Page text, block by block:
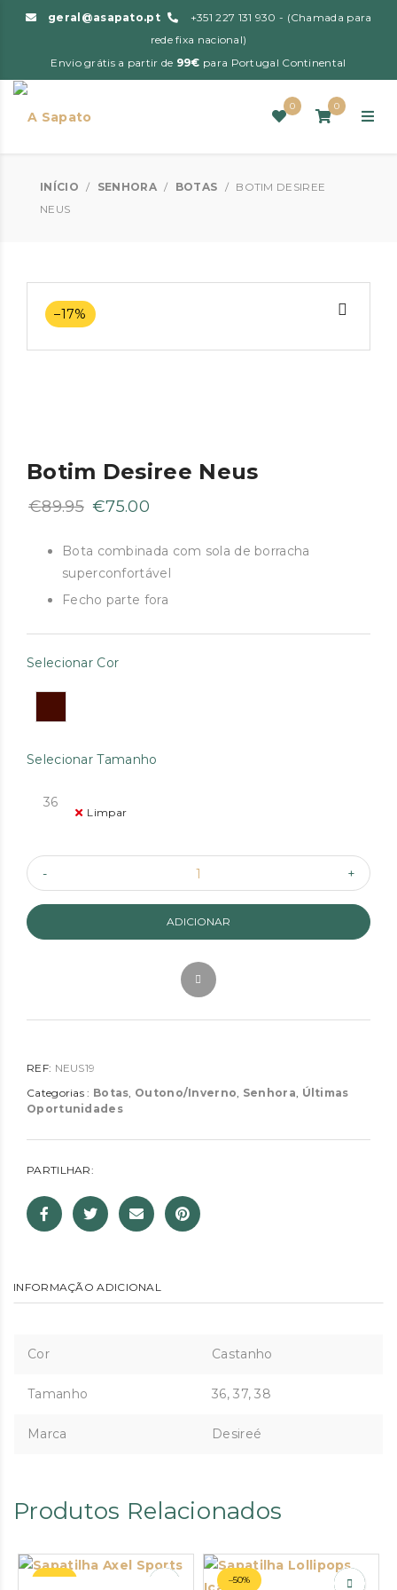
geral@asapato.pt
+351 227 131 930 - (Chamada para
rede fixa nacional)
Envio grátis a partir de 99€ para Portugal Continental
0 0
INÍCIO / SENHORA / BOTAS /
BOTIM DESIREE
NEUS
–17%
Botim Desiree Neus
€89.95 O
original
era:
€89.95.
€75.00
atual
é:
€75.00.
Bota combinada com sola de borracha
superconfortável
Fecho parte fora
Selecionar Cor
Selecionar Tamanho
36
Limpar
ADICIONAR
REF: NEUS19
Categorias : Botas, Outono/Inverno, Senhora, Últimas
Oportunidades
PARTILHAR:
INFORMAÇÃO ADICIONAL
Cor Castanho
Tamanho 36, 37, 38
Marca Desireé
Produtos Relacionados
–64% –50%